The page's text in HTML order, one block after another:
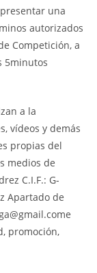
una
autorizados
Competición, a
5minutos
a la
vídeos y demás
propias del
medios de
C.I.F.: G-
Apartado de
promoción,